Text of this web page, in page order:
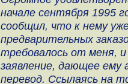
начале сентября 1995
сообщил, что к нему
предварительных
требовалось от меня,
заявление, дающее ему
перевод. Ссылаясь на